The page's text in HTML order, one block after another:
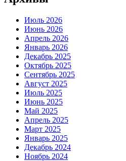
Июль 2026
Июнь 2026
Апрель 2026
Январь 2026
Декабрь 2025
Октябрь 2025
Сентябрь 2025
Август 2025
Июль 2025
Июнь 2025
Май 2025
Апрель 2025
Март 2025
Январь 2025
Декабрь 2024
Ноябрь 2024